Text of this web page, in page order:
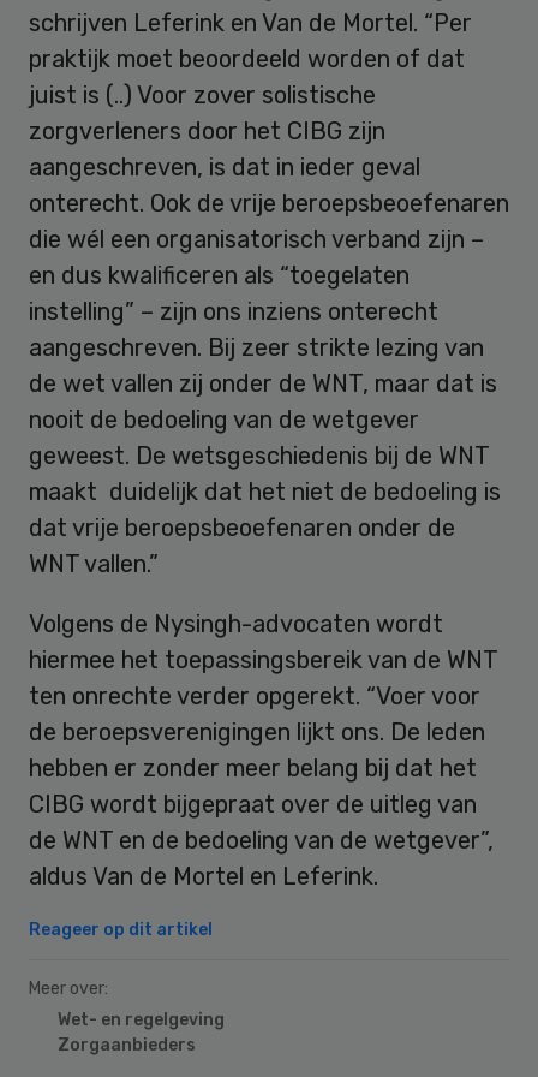
schrijven Leferink en Van de Mortel. “Per
praktijk moet beoordeeld worden of dat
juist is (..) Voor zover solistische
zorgverleners door het CIBG zijn
aangeschreven, is dat in ieder geval
onterecht. Ook de vrije beroepsbeoefenaren
die wél een organisatorisch verband zijn –
en dus kwalificeren als “toegelaten
instelling” – zijn ons inziens onterecht
aangeschreven. Bij zeer strikte lezing van
de wet vallen zij onder de WNT, maar dat is
nooit de bedoeling van de wetgever
geweest. De wetsgeschiedenis bij de WNT
maakt duidelijk dat het niet de bedoeling is
dat vrije beroepsbeoefenaren onder de
WNT vallen.”
Volgens de Nysingh-advocaten wordt
hiermee het toepassingsbereik van de WNT
ten onrechte verder opgerekt. “Voer voor
de beroepsverenigingen lijkt ons. De leden
hebben er zonder meer belang bij dat het
CIBG wordt bijgepraat over de uitleg van
de WNT en de bedoeling van de wetgever”,
aldus Van de Mortel en Leferink.
Reageer op dit artikel
Meer over:
Wet- en regelgeving
Zorgaanbieders